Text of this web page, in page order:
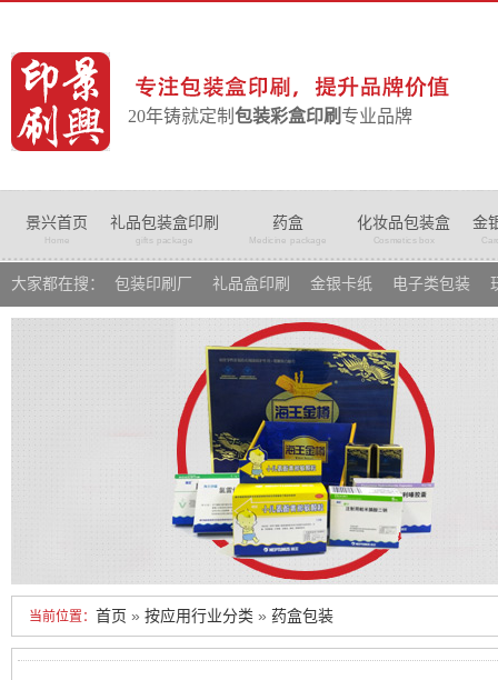
20年铸就定制 包装彩盒印刷 专业品牌
景兴首页
Home
礼品包装盒印刷
gifts package
药盒
Medicine package
化妆品包装盒
Cosmetics box
金
大家都在搜： 包装印刷厂 礼品盒印刷 金银卡纸 电子类包装
当前位置： 首页 » 按应用行业分类 » 药盒包装